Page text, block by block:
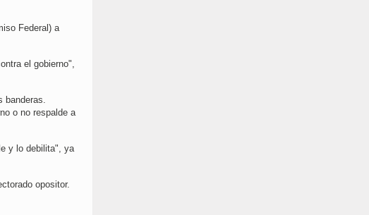
Federal) a
el gobierno",
o no respalde a
y lo debilita", ya
opositor.